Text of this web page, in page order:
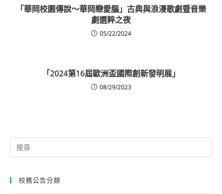
「華岡校園傳說～華岡戀愛腦」古典與浪漫歌劇暨音樂
劇選粹之夜
05/22/2024
「2024第16屆歐洲盃國際創新發明展」
08/29/2023
Search
for:
校務公告分類